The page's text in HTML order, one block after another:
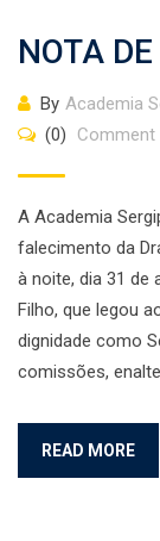
NOTA
By Academia
(0)
Comment
A Academia
falecimento da
à noite, dia 31 de
Filho, que legou
dignidade como
comissões,
READ MORE